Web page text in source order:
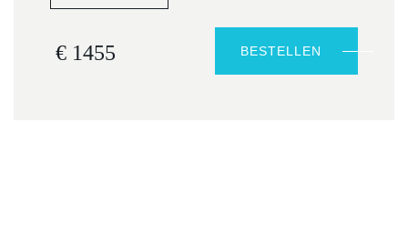
€ 1455 BESTELLEN